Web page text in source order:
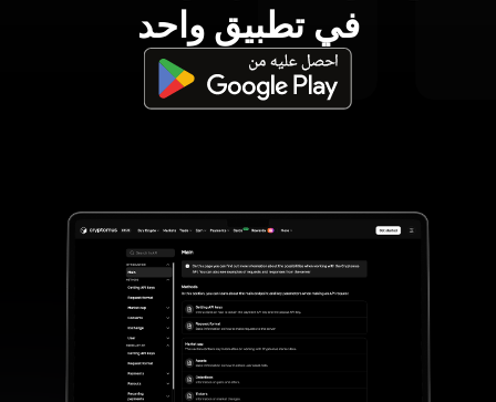
في تطبيق واحد